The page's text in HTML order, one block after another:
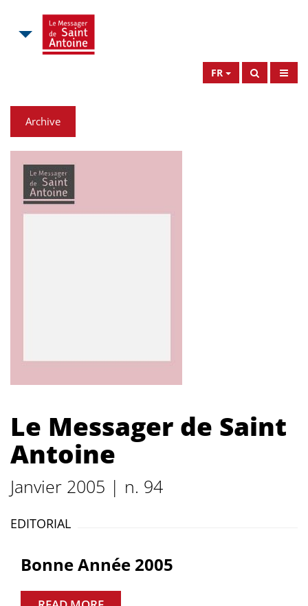
FR
Archive
Le Messager de Saint
Antoine
Janvier 2005 | n. 94
EDITORIAL
Bonne Année 2005